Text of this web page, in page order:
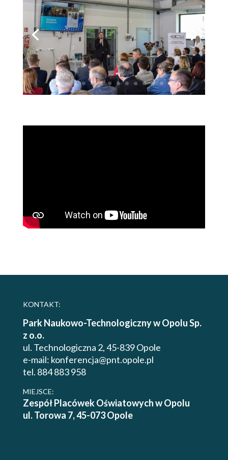
KONTAKT:
Park Naukowo-Technologiczny w Opolu Sp.
z o.o.
ul. Technologiczna 2, 45-839 Opole
e-mail: konferencja@pnt.opole.pl
tel. 884 883 958
MIEJSCE:
Zespół Placówek Oświatowych w Opolu
ul. Torowa 7, 45-073 Opole